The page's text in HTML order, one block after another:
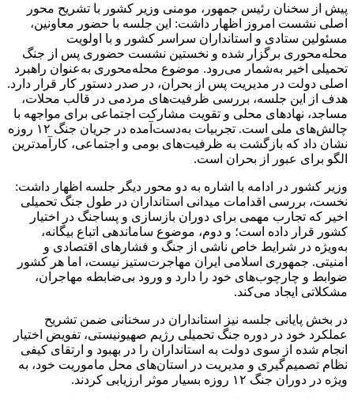
پیش از سخنان رئیس جمهور، مومنی وزیر کشور با تشریح محور
اصلی نشست امروز اظهار داشت: این جلسه با حضور معاونین،
مسئولین ستادی و استانداران سراسر کشور و با اولویت
محله‌محوری برگزار شده و نخستین نشست حضوری پس از جنگ
تحمیلی اخیر به‌شمار می‌رود. موضوع محله‌محوری به‌عنوان راهبرد
اصلی دولت در مدیریت پس از بحران، در صدر دستور کار قرار دارد.
هدف از این جلسه، بررسی ظرفیت‌های مردمی در قالب محلات،
مساجد، نهادهای محلی و تقویت مشارکت اجتماعی برای مواجهه با
چالش‌های ملی است. تجربیات به‌دست‌آمده در جریان جنگ ۱۲‌ روزه
نشان داد که بازگشت به ظرفیت‌های بومی و اجتماعی، کارآمدترین
الگو برای عبور از بحران است.
وزیر کشور در ادامه با اشاره به دو محور دیگر جلسه اظهار داشت:
نخست، بررسی اقدامات میدانی استانداران در طول جنگ تحمیلی
اخیر که تجارب مهمی برای دوران بازسازی و پساجنگ در اختیار
کشور قرار داده است؛ و دوم، موضوع ساماندهی اتباع بیگانه،
به‌ویژه در شرایط خاص ناشی از جنگ و فشارهای اقتصادی و
امنیتی. جمهوری اسلامی ایران مهاجرت‌ستیز نیست، اما هر کشور
ضوابط و چارچوب‌های خود را دارد و ورود بی‌ضابطه مهاجران،
مشکلاتی ایجاد می‌کند.
در بخش پایانی جلسه نیز استانداران در سخنانی ضمن تشریح
عملکرد خود در دوره جنگ تحمیلی رژیم صهیونیستی، تفویض اختیار
انجام شده از سوی دولت به استانداران را در بهبود و ارتقای کیفی
نظام تصمیم‌گیری و مدیریت در استان‌های محل ماموریت خود، به
ویژه در دوران جنگ ۱۲ روزه بسیار موثر ارزیابی کردند.